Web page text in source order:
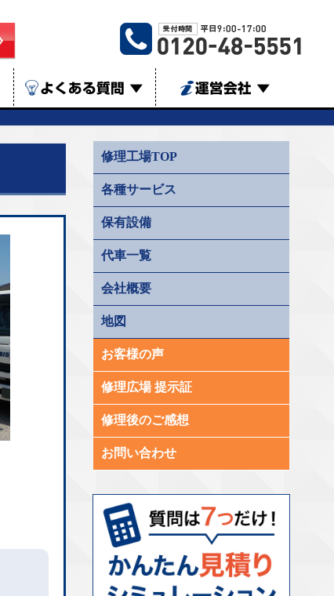
よくある質問 ▼ 運営会社 ▼
修理工場TOP
各種サービス
保有設備
代車一覧
会社概要
地図
お客様の声
修理広場 提示証
修理後のご感想
お問い合わせ